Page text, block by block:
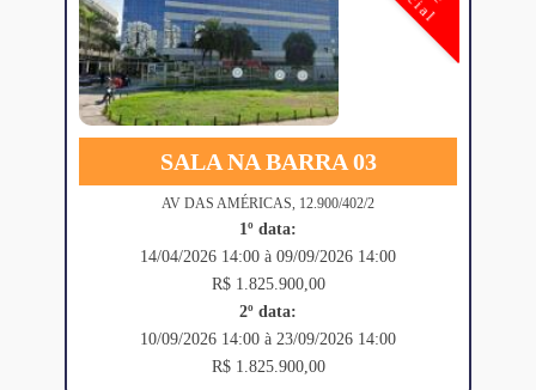
SALA NA BARRA 03
AV DAS AMÉRICAS, 12.900/402/2
1º data:
14/04/2026 14:00 à 09/09/2026 14:00
R$ 1.825.900,00
2º data:
10/09/2026 14:00 à 23/09/2026 14:00
R$ 1.825.900,00